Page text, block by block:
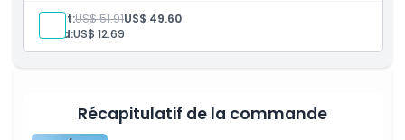
de la visite nocturne. Comprend un commentaire audio
multilingue, le Wi-Fi gratuit et des mises à jour en direct
de l'itinéraire pour une expérience touristique complète
et flexible.
Adult:US$ 51.91US$ 49.60
Child:US$ 12.69
Récapitulatif de la commande